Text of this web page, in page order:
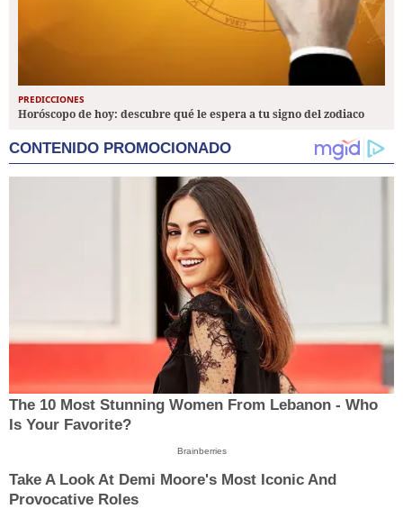
PREDICCIONES
Horóscopo de hoy: descubre qué le espera a tu signo del zodiaco
CONTENIDO PROMOCIONADO
The 10 Most Stunning Women From Lebanon - Who
Is Your Favorite?
Brainberries
Take A Look At Demi Moore's Most Iconic And
Provocative Roles